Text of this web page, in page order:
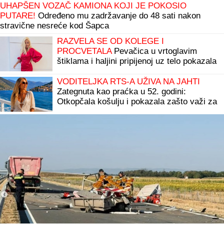
UHAPŠEN VOZAČ KAMIONA KOJI JE POKOSIO
PUTARE! Određeno mu zadržavanje do 48 sati nakon
stravične nesreće kod Šapca
RAZVELA SE OD KOLEGE I
PROCVETALAPevačica u vrtoglavim
štiklama i haljini pripijenoj uz telo pokazala
VODITELJKA RTS-A UŽIVA NA JAHTI
Zategnuta kao praćka u 52. godini:
Otkopčala košulju i pokazala zašto važi za